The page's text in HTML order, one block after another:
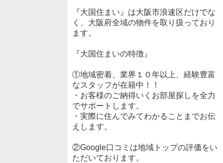
『大国住まい』は大阪市浪速区だけでな
く、大阪府全域の物件を取り扱っており
ます。
『大国住まいの特徴』
①地域密着、業界１０年以上、経験豊富
なスタッフが在籍中！！
・お客様のご納得いくお部屋探しを全力
でサポートします。
・実際に住んでみてわかることまでお伝
えします。
②Google口コミは地域トップの評価をい
ただいております。